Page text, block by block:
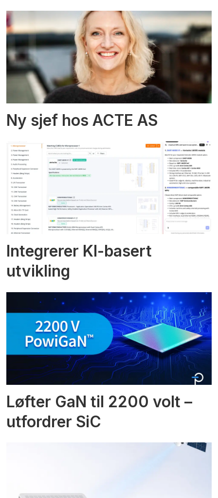
Ny sjef hos ACTE AS
Integrerer KI-basert
utvikling
Løfter GaN til 2200 volt –
utfordrer SiC